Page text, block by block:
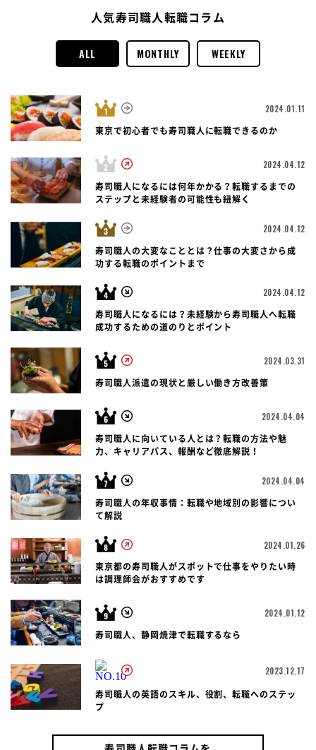
人気寿司職人転職コラム
ALL MONTHLY WEEKLY
2024.01.11
東京で初心者でも寿司職人に転職できるのか
2024.04.12
寿司職人になるには何年かかる？転職するまでの
ステップと未経験者の可能性も紐解く
2024.04.12
寿司職人の大変なこととは？仕事の大変さから成
功する転職のポイントまで
2024.04.12
寿司職人になるには？未経験から寿司職人へ転職
成功するための道のりとポイント
2024.03.31
寿司職人派遣の現状と厳しい働き方改善策
2024.04.04
寿司職人に向いている人とは？転職の方法や魅
力、キャリアパス、報酬など徹底解説！
2024.04.04
寿司職人の年収事情：転職や地域別の影響につい
て解説
2024.01.26
東京都の寿司職人がスポットで仕事をやりたい時
は調理師会がおすすめです
2024.01.12
寿司職人、静岡焼津で転職するなら
2023.12.17
寿司職人の英語のスキル、役割、転職へのステッ
プ